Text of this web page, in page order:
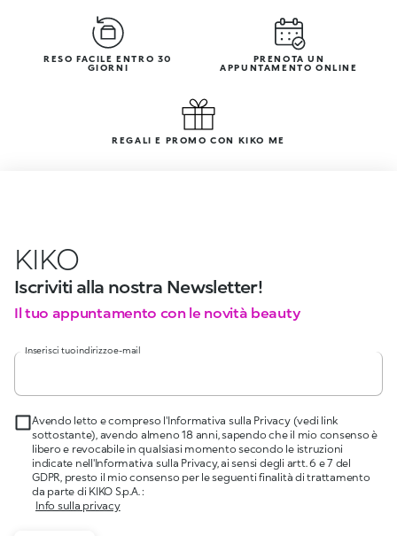
RESO FACILE ENTRO 30
GIORNI
PRENOTA UN
APPUNTAMENTO ONLINE
REGALI E PROMO CON KIKO ME
KIKO
Iscriviti alla nostra Newsletter!
Il tuo appuntamento con le novità beauty
Inserisci tuo indirizzo e-mail
Avendo letto e compreso l'Informativa sulla Privacy (vedi link
sottostante), avendo almeno 18 anni, sapendo che il mio consenso è
libero e revocabile in qualsiasi momento secondo le istruzioni
indicate nell'Informativa sulla Privacy, ai sensi degli artt. 6 e 7 del
GDPR, presto il mio consenso per le seguenti finalità di trattamento
da parte di KIKO S.p.A. :
Info sulla privacy